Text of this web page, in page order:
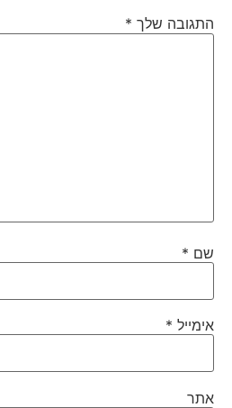
התגובה שלך*
שם*
אימייל*
אתר